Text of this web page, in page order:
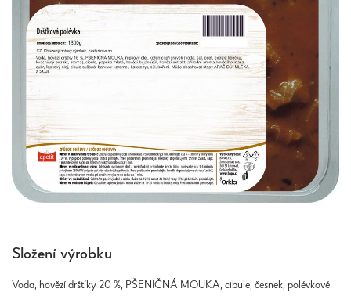
Složení výrobku
Voda, hovězí dršťky 20 %, PŠENIČNÁ MOUKA, cibule, česnek, polévkové